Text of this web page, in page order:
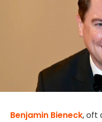
Benjamin Bieneck, oft